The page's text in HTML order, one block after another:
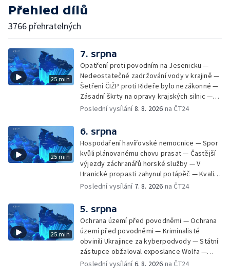
Přehled dílů
3766 přehratelných
25 min
7. srpna
Opatření proti povodním na Jesenicku —
Nedeostatečné zadržování vody v krajině —
Šetření ČIŽP proti Rideře bylo nezákonné —
Zásadní škrty na opravy krajských silnic —
Zásadní škrty na opravy krajských silnic —
covidem — Úhyny ryb kvůli vysokým
teplotám — Problémy se zásobování vodou
v MS kraji nehrozí — testováním na
západonilskou horečku — Den židovských
památek
Poslední vysílání8. 8. 2026 na ČT24
25 min
6. srpna
Hospodaření havířovské nemocnice — Spor
kvůli plánovanému chovu prasat — Častější
výjezdy záchranářů horské služby — V
Hranické propasti zahynul potápěč — Kvalita
vody ke koupání — Zavlažování zeleniny v
Kempování v horkém počasí — Výběr ze
sociálních sítí Události Ostrava — Zkoumání
horka na zastávkách MHD — Promítání filmu
Odyssea z 35 mm pásu
Poslední vysílání 7. 8. 2026 na ČT24
25 min
5. srpna
Ochrana území před povodněmi — Ochrana
území před povodněmi — Kriminalisté
obvinili Ukrajince za kyberpodvody — Státní
zástupce obžaloval exposlance Wolfa —
Péče o hospodářská zvířata ve vedrech —
Poslední vysílání6. 8. 2026 na ČT24